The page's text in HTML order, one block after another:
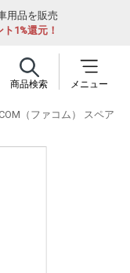
用品を販売
1%還元！
商品検索 メニュー
（ファコム） スペア